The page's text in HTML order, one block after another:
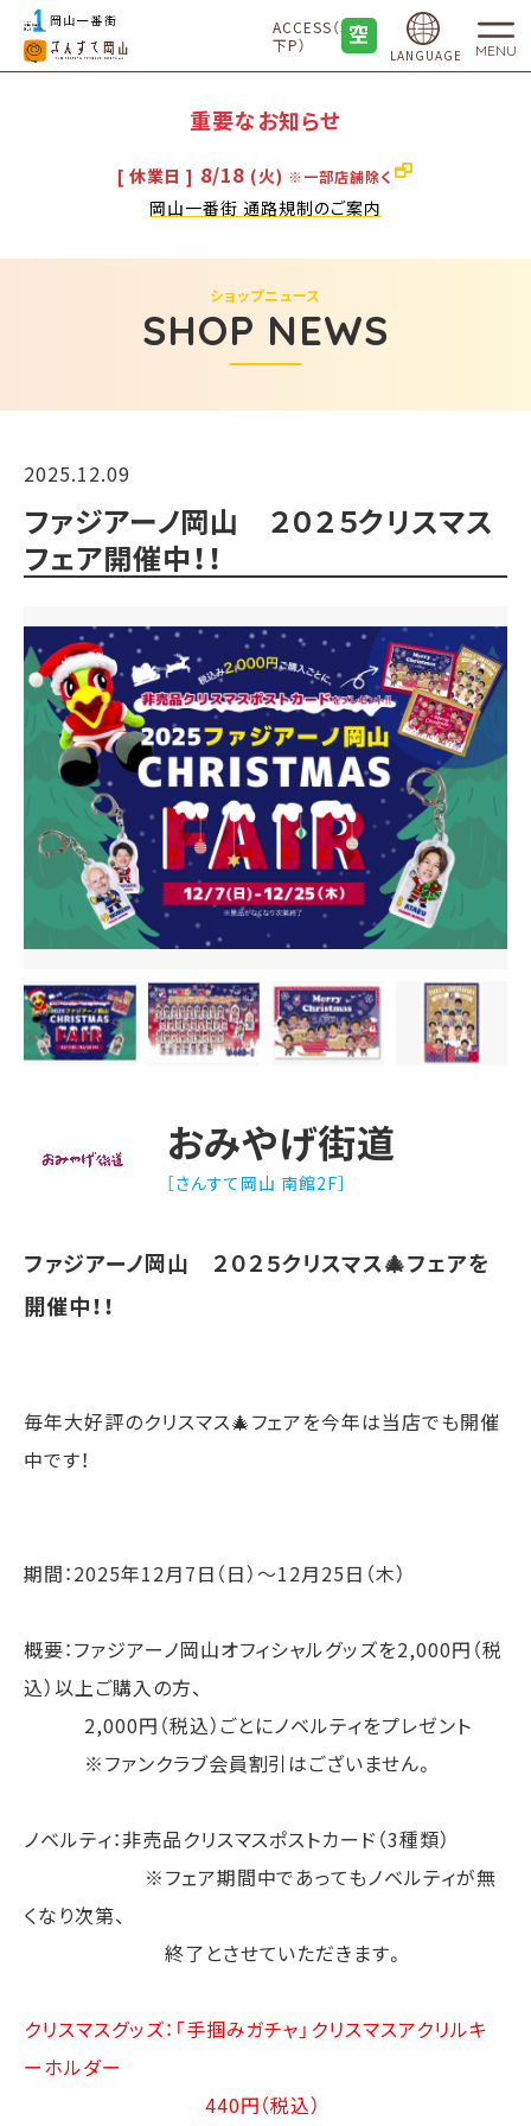
ACCESS（地
下P）
LANGUAGE MENU
重要なお知らせ
[ 休業日 ] 8/18 (火) ※一部店舗除く
岡山一番街 通路規制のご案内
SHOP NEWS
ショップニュース
2025.12.09
ファジアーノ岡山 ２０２５クリスマス
フェア開催中！！
おみやげ街道
［さんすて岡山 南館2F］
ファジアーノ岡山 ２０２５クリスマス🎄フェアを
開催中！！
毎年大好評のクリスマス🎄フェアを今年は当店でも開催
中です！
期間：2025年12月7日（日）～12月25日（木）
概要：ファジアーノ岡山オフィシャルグッズを2,000円（税
込）以上ご購入の方、
2,000円（税込）ごとにノベルティをプレゼント
※ファンクラブ会員割引はございません。
ノベルティ：非売品クリスマスポストカード（3種類）
※フェア期間中であってもノベルティが無
くなり次第、
終了とさせていただきます。
クリスマスグッズ：「手掴みガチャ」クリスマスアクリルキ
ーホルダー
440円（税込）